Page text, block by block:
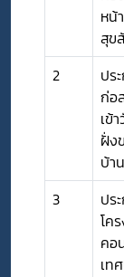
หน้
สุข
2
ปร
ก่อ
เข้
ฝั่ง
บ้า
3
ปร
โค
คอ
เท